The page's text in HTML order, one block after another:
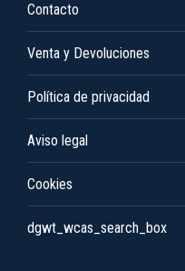
Contacto
Venta y Devoluciones
Política de privacidad
Aviso legal
Cookies
dgwt_wcas_search_box